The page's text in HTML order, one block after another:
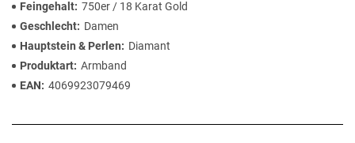
Feingehalt 750er / 18 Karat Gold
Geschlecht
Damen
Hauptstein & Perlen
Diamant
Produktart Armband
EAN
4069923079469